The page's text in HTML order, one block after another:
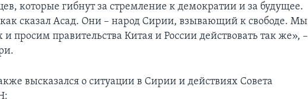
которые гибнут за стремление к демократии и за будущее.
сказал Асад. Они – народ Сирии, взывающий к свободе. Мы
просим правительства Китая и России действовать так же», –
высказался о ситуации в Сирии и действиях Совета